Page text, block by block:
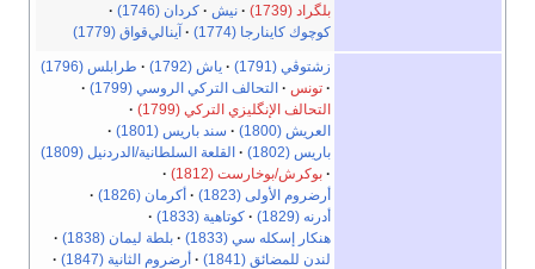
بلگراد (1739)
نيش
كردان (1746)
كوچوك كاينارجا (1774)
آينالي‌قواق (1779)
زشتوڤي (1791) ياش (1792)
طرابلس (1796)
تونس
التحالف التركي الروسي (1799)
التحالف الإنگليزي التركي (1799)
العريش (1800)
سند باريس (1801)
باريس (1802)
القلعة السلطانية/الدردنيل (1809)
بوكرش/بوخارست (1812)
أرضروم الأولى (1823)
أكرمان (1826)
أدرنه (1829)
كوتاهية (1833)
هنكار إسكله سي (1833)
بلطة ليمان (1838)
لندن للمضائق (1841)
أرضروم الثانية (1847)